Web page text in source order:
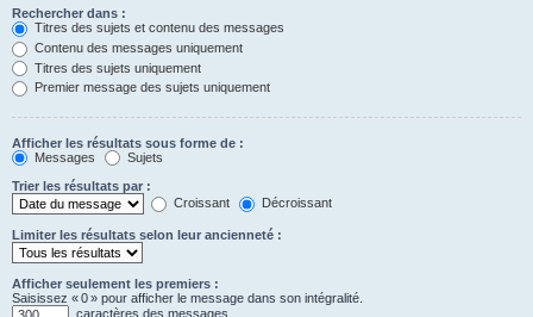
Rechercher dans :
Titres des sujets et contenu des messages
Contenu des messages uniquement
Titres des sujets uniquement
Premier message des sujets uniquement
Afficher les résultats sous forme de :
Messages
Sujets
Trier les résultats par :
Croissant
Décroissant
Limiter les résultats selon leur ancienneté :
Afficher seulement les premiers :
Saisissez « 0 » pour afficher le message dans son intégralité.
caractères des messages